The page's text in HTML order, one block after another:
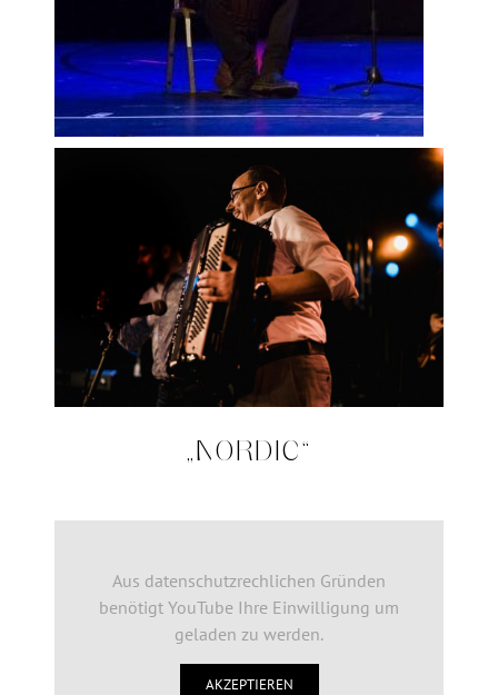
„NORDIC“
Aus datenschutzrechlichen Gründen
benötigt YouTube Ihre Einwilligung um
geladen zu werden.
AKZEPTIEREN